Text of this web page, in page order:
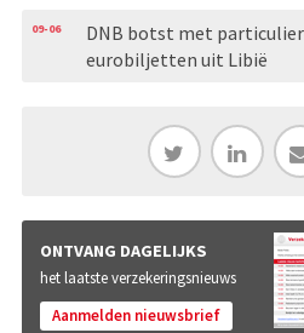
09-06
DNB botst met
eurobiljetten uit Libië
ONTVANG DAGELIJKS
het laatste verzekeringsnieuws
Aanmelden nieuwsbrief